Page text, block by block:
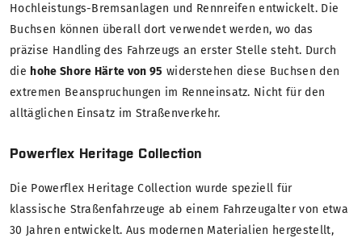
Hochleistungs-Bremsanlagen und Rennreifen entwickelt. Die
Buchsen können überall dort verwendet werden, wo das
präzise Handling des Fahrzeugs an erster Stelle steht. Durch
die hohe Shore Härte von 95 widerstehen diese Buchsen den
extremen Beanspruchungen im Renneinsatz. Nicht für den
alltäglichen Einsatz im Straßenverkehr.
Powerflex Heritage Collection
Die Powerflex Heritage Collection wurde speziell für
klassische Straßenfahrzeuge ab einem Fahrzeugalter von etwa
30 Jahren entwickelt. Aus modernen Materialien hergestellt,